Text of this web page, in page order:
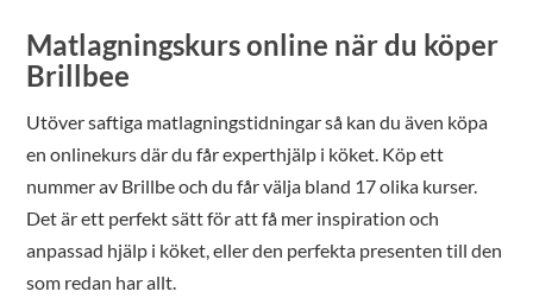
Matlagningskurs online när du köper
Brillbee
Utöver saftiga matlagningstidningar så kan du även köpa
en onlinekurs där du får experthjälp i köket. Köp ett
nummer av Brillbe och du får välja bland 17 olika kurser.
Det är ett perfekt sätt för att få mer inspiration och
anpassad hjälp i köket, eller den perfekta presenten till den
som redan har allt.